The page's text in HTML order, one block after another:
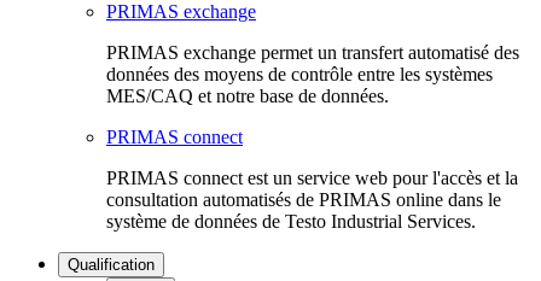
PRIMAS exchange
PRIMAS exchange permet un transfert automatisé des
données des moyens de contrôle entre les systèmes
MES/CAQ et notre base de données.
PRIMAS connect
PRIMAS connect est un service web pour l'accès et la
consultation automatisés de PRIMAS online dans le
système de données de Testo Industrial Services.
Qualification